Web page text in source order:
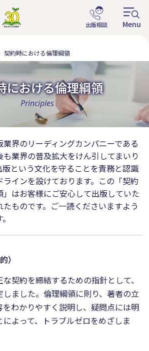
契約時における倫理綱領
における倫理綱領
Principles
界のリーディングカンパニーである
も業界の普及拡大をけん引してまいり
版という文化を守ることを責務と認識
ラインを設けております。この「契約
はお客様にご安心して出版していた
ものです。ご一読くださいますよう
）
契約を締結するための指針として、
しました。倫理綱領に則り、著者の立
わかりやすく説明し、疑問点には明
よって、トラブルゼロをめざしま